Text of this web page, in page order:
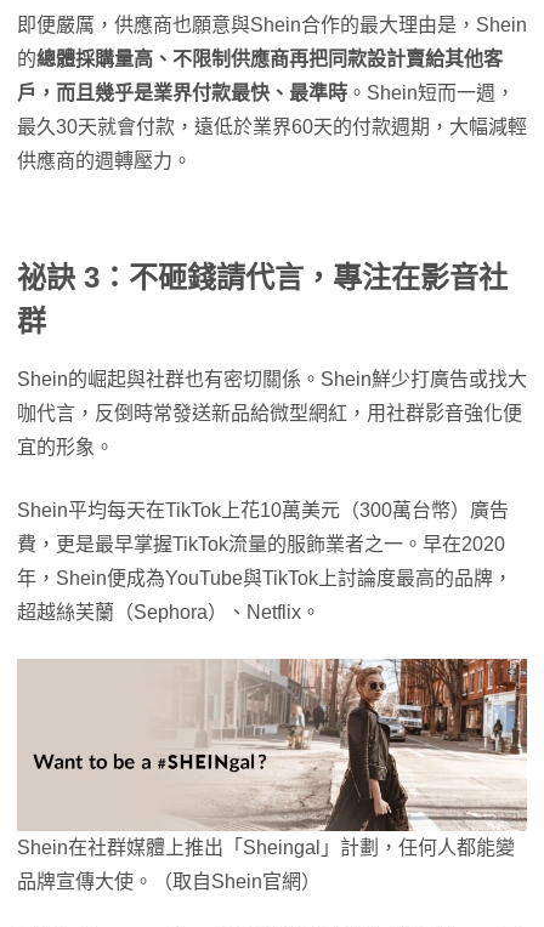
即便嚴厲，供應商也願意與Shein合作的最大理由是，Shein
的總體採購量高、不限制供應商再把同款設計賣給其他客
戶，而且幾乎是業界付款最快、最準時 。Shein短而一週，
最久30天就會付款，遠低於業界60天的付款週期，大幅減輕
供應商的週轉壓力。
祕訣 3：不砸錢請代言，專注在影音社
群
Shein的崛起與社群也有密切關係。Shein鮮少打廣告或找大
咖代言，反倒時常發送新品給微型網紅，用社群影音強化便
宜的形象。
Shein平均每天在TikTok上花10萬美元（300萬台幣）廣告
費，更是最早掌握TikTok流量的服飾業者之一。早在2020
年，Shein便成為YouTube與TikTok上討論度最高的品牌，
超越絲芙蘭（Sephora）、Netflix。
Shein在社群媒體上推出「Sheingal」計劃，任何人都能變
品牌宣傳大使。（取自Shein官網）